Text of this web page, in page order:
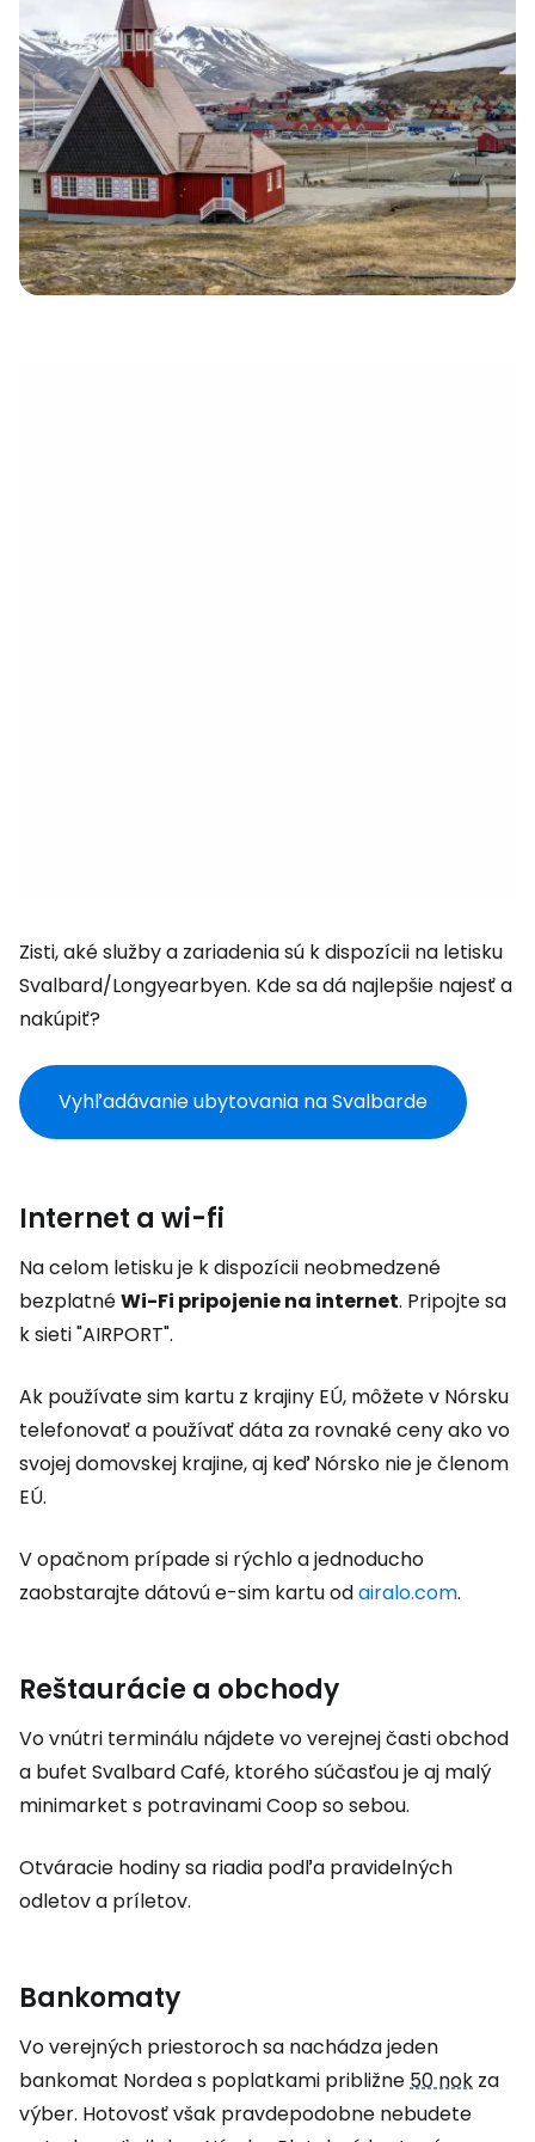
Zisti, aké služby a zariadenia sú k dispozícii na letisku
Svalbard/Longyearbyen. Kde sa dá najlepšie najesť a
nakúpiť?
Vyhľadávanie ubytovania na Svalbarde
Internet a wi-fi
Na celom letisku je k dispozícii neobmedzené
bezplatnéWi-Fi pripojenie na internet. Pripojte sa
k sieti "AIRPORT".
Ak používate sim kartu z krajiny EÚ, môžete v Nórsku
telefonovať a používať dáta za rovnaké ceny ako vo
svojej domovskej krajine, aj keď Nórsko nie je členom
EÚ.
V opačnom prípade si rýchlo a jednoducho
zaobstarajte dátovú e-sim kartu odairalo.com.
Reštaurácie a obchody
Vo vnútri terminálu nájdete vo verejnej časti obchod
a bufet Svalbard Café, ktorého súčasťou je aj malý
minimarket s potravinami Coop so sebou.
Otváracie hodiny sa riadia podľa pravidelných
odletov a príletov.
Bankomaty
Vo verejných priestoroch sa nachádza jeden
bankomat Nordea s poplatkami približne50 nok za
výber. Hotovosť však pravdepodobne nebudete